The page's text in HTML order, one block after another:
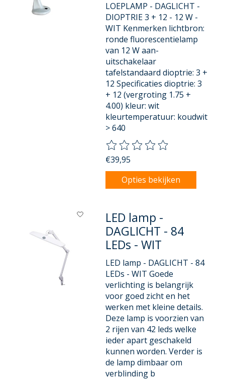
LOEPLAMP - DAGLICHT -
DIOPTRIE 3 + 12 - 12 W -
WIT Kenmerken lichtbron:
ronde fluorescentielamp
van 12 W aan-
uitschakelaar
tafelstandaard dioptrie: 3 +
12 Specificaties dioptrie: 3
+ 12 (vergroting 1.75 +
4.00) kleur: wit
kleurtemperatuur: koudwit
> 640
De beoordeling van dit
€39,95
Opties bekijken
LED lamp -
DAGLICHT - 84
LEDs - WIT
LED lamp - DAGLICHT - 84
LEDs - WIT Goede
verlichting is belangrijk
voor goed zicht en het
werken met kleine details.
Deze lamp is voorzien van
2 rijen van 42 leds welke
ieder apart geschakeld
kunnen worden. Verder is
de lamp dimbaar om
verblinding b